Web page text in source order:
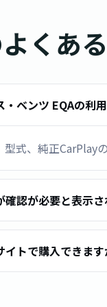
くあ
・ベンツ EQAの利
型式、純正CarPlay
確認が必要と表示
トで購入できます